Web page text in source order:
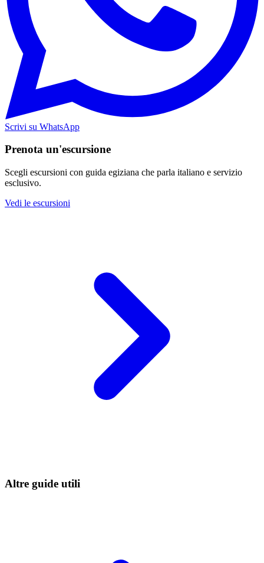
Scrivi su WhatsApp
Prenota un'escursione
Scegli escursioni con guida egiziana che parla italiano e servizio
esclusivo.
Vedi le escursioni
Altre guide utili